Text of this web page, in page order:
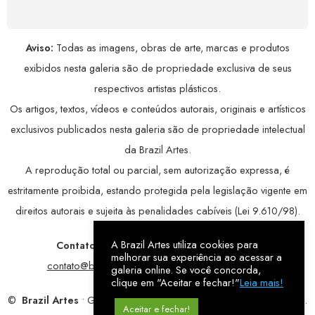
Aviso: Todas as imagens, obras de arte, marcas e produtos
exibidos nesta galeria são de propriedade exclusiva de seus
respectivos artistas plásticos.
Os artigos, textos, vídeos e conteúdos autorais, originais e artísticos
exclusivos publicados nesta galeria são de propriedade intelectual
da Brazil Artes.
A reprodução total ou parcial, sem autorização expressa, é
estritamente proibida, estando protegida pela legislação vigente em
direitos autorais e sujeita às penalidades cabíveis (Lei 9.610/98).
Contatos: WhatsApp:79 9998-1221/ E-mail:
contato@brazilartes.com/ Instagram:@brazilartes
© Brazil Artes • Galeria Online.9 anosde história (2017 – 2026).
A Brazil Artes utiliza cookies para
melhorar sua experiência ao acessar a
galeria online. Se você concorda,
clique em "Aceitar e fechar!"Leia mais!
Aceitar e fechar!